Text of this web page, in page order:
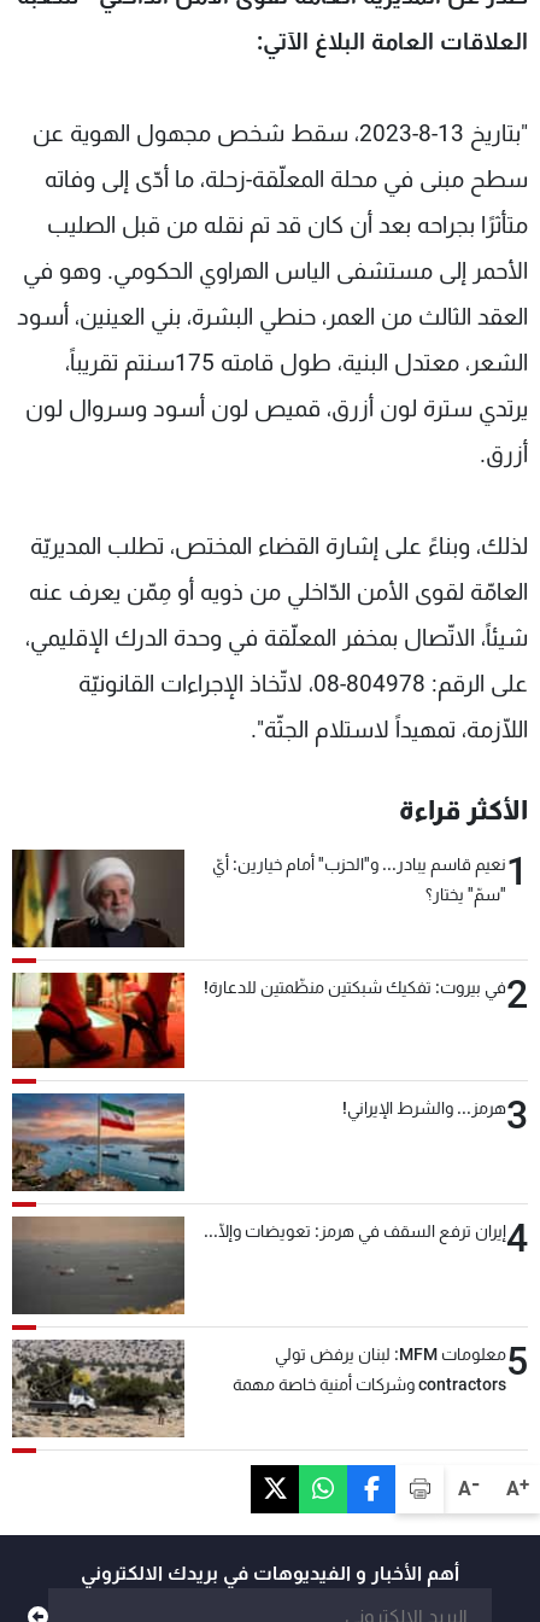
A+
A-
العلاقات العامة البلاغ الآتي:
"بتاريخ 13-8-2023، سقط شخص مجهول الهوية عن
سطح مبنى في محلة المعلّقة-زحلة، ما أدّى إلى وفاته
متأثرًا بجراحه بعد أن كان قد تم نقله من قبل الصليب
الأحمر إلى مستشفى الياس الهراوي الحكومي. وهو في
العقد الثالث من العمر، حنطي البشرة، بني العينين، أسود
الشعر، معتدل البنية، طول قامته 175سنتم تقريباً،
يرتدي سترة لون أزرق، قميص لون أسود وسروال لون
أزرق.
لذلك، وبناءً على إشارة القضاء المختص، تطلب المديريّة
العامّة لقوى الأمن الدّاخلي من ذويه أو مِمّن يعرف عنه
شيئاً، الاتّصال بمخفر المعلّقة في وحدة الدرك الإقليمي،
على الرقم: 804978-08، لاتّخاذ الإجراءات القانونيّة
اللّازمة، تمهيداً لاستلام الجثّة".
الأكثر قراءة
1نعيم قاسم يبادر... و"الحزب" أمام خيارين: أيّ
"سمّ" يختار؟
2في بيروت: تفكيك شبكتين منظّمتين للدعارة!
3هرمز... والشرط الإيراني!
4إيران ترفع السقف في هرمز: تعويضات وإلّا...
5
معلومات MFM: لبنان يرفض تولي
contractors وشركات أمنية خاصة مهمة
أهم الأخبار و الفيديوهات في بريدك الالكتروني
شاهد البرامج
عن MTV
لاعلاناتكم
وظائف
تواصل معنا
شروط الإسـتخدام
سياسة الخصوصية